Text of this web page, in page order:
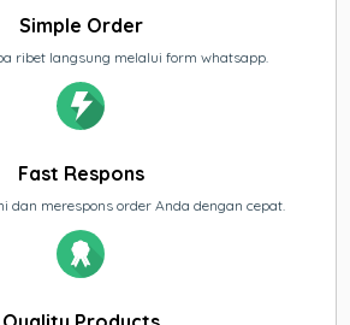
Simple Order
ribet langsung melalui form whatsapp.
Fast Respons
dan merespons order Anda dengan cepat.